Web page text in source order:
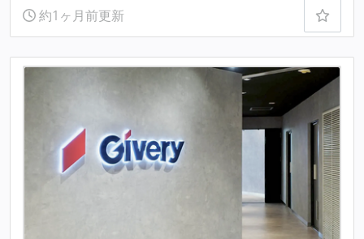
約1ヶ月前更新